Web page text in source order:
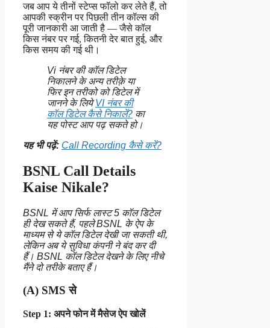
जब आप ये तीनों स्टेप्स फॉलो कर लेते हैं, तो
आपकी स्क्रीन पर पिछली तीन कॉल्स की
पूरी जानकारी आ जाती है — जैसे कॉल
किस नंबर पर गई, कितनी देर बात हुई, और
किस समय की गई थी।
Vi नंबर की कॉल डिटेल
निकालने के अन्य तरीक़े या
फिर इन तरीको को डिटेल में
जानने के लियेVI नंबर की
कॉल डिटेल कैसे निकालें? का
यह पोस्ट आप पढ़ सकते हो।
यह भी पढ़ें: Call Recording कैसे करें?
BSNL Call Details
Kaise Nikale?
BSNL में आप सिर्फ लास्ट 5 कॉल डिटेल
ही देख सकते हैं, पहले BSNL के ऐप के
माध्यम से ये कॉल डिटेल देखी जा सकती थी,
लेकिन अब ये सुविधा कंपनी ने बंद कर दी
हैं। BSNL कॉल डिटेल देखने के लिए नीचे
मैंने दो तरीके बताए हैं।
(A) SMS से
Step 1: अपने फोन में मैसेज ऐप खोलें